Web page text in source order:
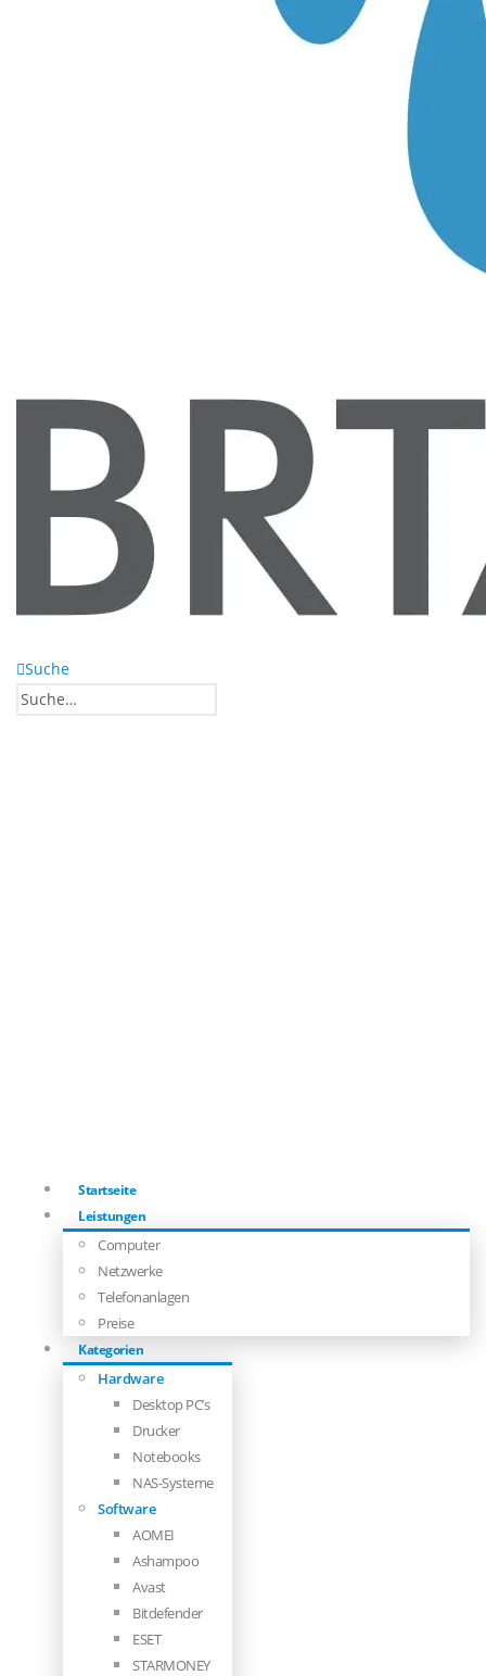
Suche
Startseite
Leistungen
Computer
Netzwerke
Telefonanlagen
Preise
Kategorien
Hardware
Desktop PC’s
Drucker
Notebooks
NAS-Systeme
Software
AOMEI
Ashampoo
Avast
Bitdefender
ESET
STARMONEY